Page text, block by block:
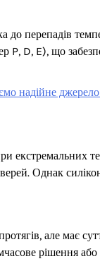
до перепадів
P, D, E), що
надійне
екстремальних
Однак
але має
рішення